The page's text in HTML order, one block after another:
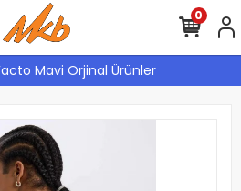
Mavi Orjinal Ürünler
0